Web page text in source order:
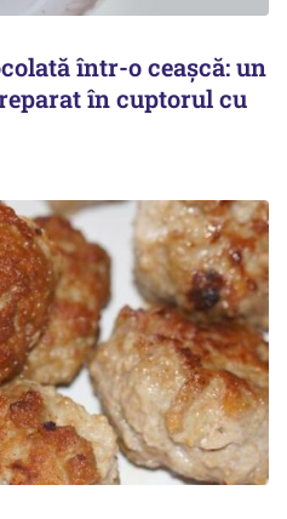
într-o ceașcă: un
în cuptorul cu